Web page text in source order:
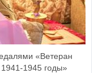
«Ветеран
1945 годы»